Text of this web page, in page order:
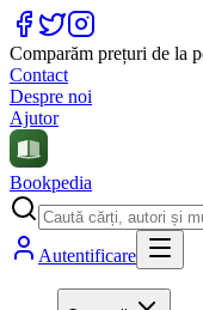
Comparăm prețuri de la
Contact
Despre noi
Ajutor
Bookpedia
Autentificare